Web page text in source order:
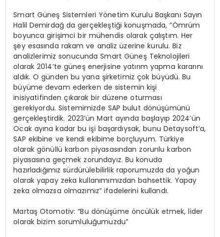
Smart Güneş Sistemleri Yönetim Kurulu Başkanı Sayın
Halil Demirdağ da gerçekleştiği konuşmada, “Ömrüm
boyunca girişimci bir mühendis olarak çalıştım. Her
şey esasında rakam ve analiz üzerine kurulu. Biz
analizlerimiz sonucunda Smart Güneş Teknolojileri
olarak 2014’te güneş enerjisine yatırım yapma kararını
aldık. O günden bu yana şirketimiz çok büyüdü. Bu
büyüme devam ederken de sistemin kişi
inisiyatifinden çıkarak bir düzene oturması
gerekiyordu. Sistemimizde SAP bulut dönüşümünü
gerçekleştirdik. 2023’ün Mart ayında başlayıp 2024’ün
Ocak ayına kadar bu işi başardıysak, bunu Detaysoft’a,
SAP ekibine ve kendi ekibime borçluyum. Türkiye
olarak gönüllü karbon piyasasından zorunlu karbon
piyasasına geçmek zorundayız. Bu konuda
hazırladığımız sürdürülebilirlik raporumuzda da yoğun
olarak yapay zeka kullanımımızdan bahsettik. Yapay
zeka olmazsa olmazımız” ifadelerini kullandı.
Martaş Otomotiv: “Bu dönüşüme öncülük etmek, lider
olarak bizim sorumluluğumuzdu”